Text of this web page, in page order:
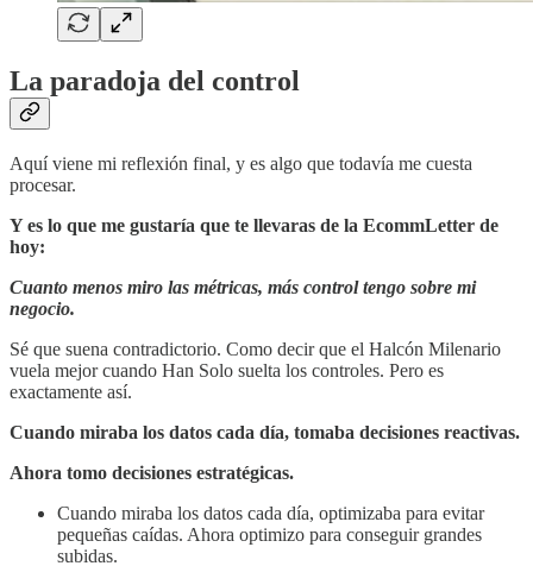
La paradoja del control
Aquí viene mi reflexión final, y es algo que todavía me cuesta
procesar.
Y es lo que me gustaría que te llevaras de la EcommLetter de
hoy:
Cuanto menos miro las métricas, más control tengo sobre mi
negocio.
Sé que suena contradictorio. Como decir que el Halcón Milenario
vuela mejor cuando Han Solo suelta los controles. Pero es
exactamente así.
Cuando miraba los datos cada día, tomaba decisiones reactivas.
Ahora tomo decisiones estratégicas.
Cuando miraba los datos cada día, optimizaba para evitar
pequeñas caídas. Ahora optimizo para conseguir grandes
subidas.